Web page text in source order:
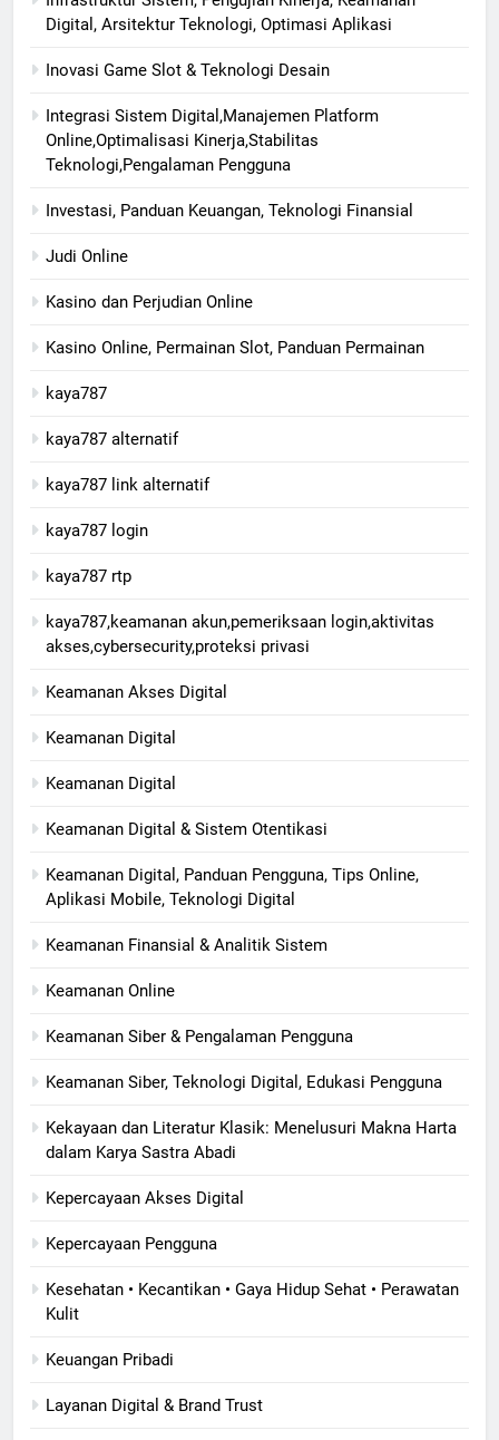
Digital, Arsitektur Teknologi, Optimasi Aplikasi
Inovasi Game Slot & Teknologi Desain
Integrasi Sistem Digital,Manajemen Platform
Online,Optimalisasi Kinerja,Stabilitas
Teknologi,Pengalaman Pengguna
Investasi, Panduan Keuangan, Teknologi Finansial
Judi Online
Kasino dan Perjudian Online
Kasino Online, Permainan Slot, Panduan Permainan
kaya787
kaya787 alternatif
kaya787 link alternatif
kaya787 login
kaya787 rtp
kaya787,keamanan akun,pemeriksaan login,aktivitas
akses,cybersecurity,proteksi privasi
Keamanan Akses Digital
Keamanan Digital​
Keamanan Digital
Keamanan Digital & Sistem Otentikasi
Keamanan Digital, Panduan Pengguna, Tips Online,
Aplikasi Mobile, Teknologi Digital
Keamanan Finansial & Analitik Sistem
Keamanan Online
Keamanan Siber & Pengalaman Pengguna
Keamanan Siber, Teknologi Digital, Edukasi Pengguna
Kekayaan dan Literatur Klasik: Menelusuri Makna Harta
dalam Karya Sastra Abadi
Kepercayaan Akses Digital
Kepercayaan Pengguna
Kesehatan • Kecantikan • Gaya Hidup Sehat • Perawatan
Kulit
Keuangan Pribadi
Layanan Digital & Brand Trust